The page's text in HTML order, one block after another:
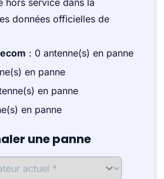
hors service dans la
données officielles de
: 0 antenne(s) en panne
en panne
en panne
en panne
une panne